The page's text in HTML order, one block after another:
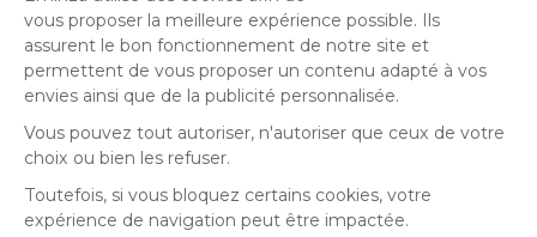
Carte bancaire, PayPal, virement bancaire, 3x ou 4x par CB
à partir de 50EUR, Google/Apple Pay.
Suivez-nous sur :
© Copyright 2025 Eminza | Tous droits réservés |
ESPAÑA FRA